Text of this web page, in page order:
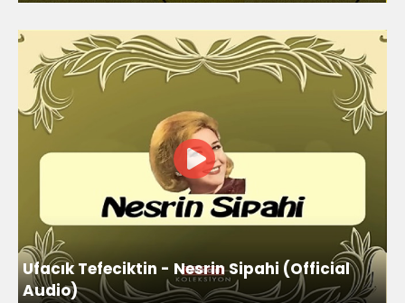
Ufacık Tefeciktin - Nesrin Sipahi (Official
Audio)